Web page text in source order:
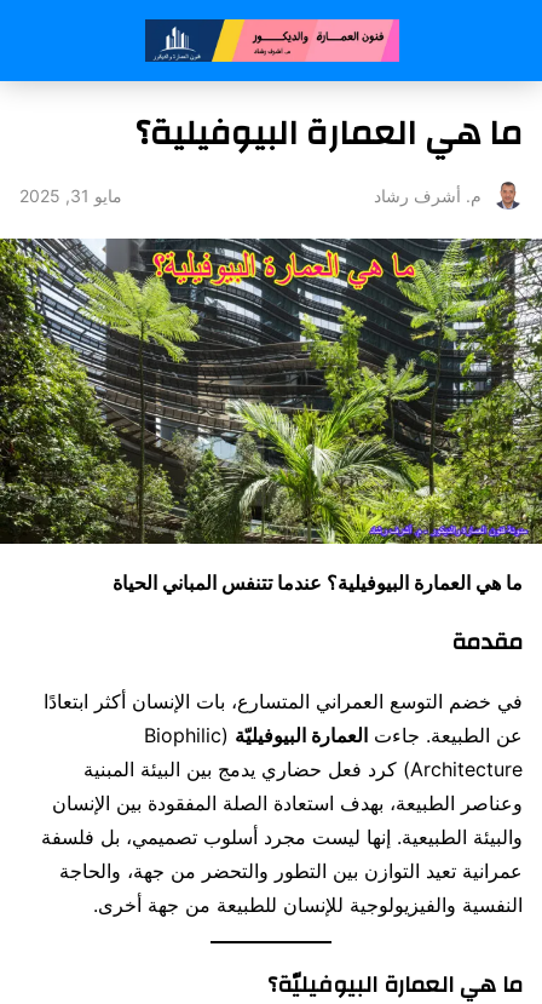
ما هي العمارة البيوفيلية؟
م. أشرف رشاد مايو 31, 2025
ما هي العمارة البيوفيلية؟ عندما تتنفس المباني الحياة
مقدمة
في خضم التوسع العمراني المتسارع، بات الإنسان أكثر ابتعادًا
عن الطبيعة. جاءت العمارة البيوفيليّة
(Biophilic
Architecture) كرد فعل حضاري يدمج بين البيئة المبنية
وعناصر الطبيعة، بهدف استعادة الصلة المفقودة بين الإنسان
والبيئة الطبيعية. إنها ليست مجرد أسلوب تصميمي، بل فلسفة
عمرانية تعيد التوازن بين التطور والتحضر من جهة، والحاجة
النفسية والفيزيولوجية للإنسان للطبيعة من جهة أخرى.
ما هي العمارة البيوفيليّة؟